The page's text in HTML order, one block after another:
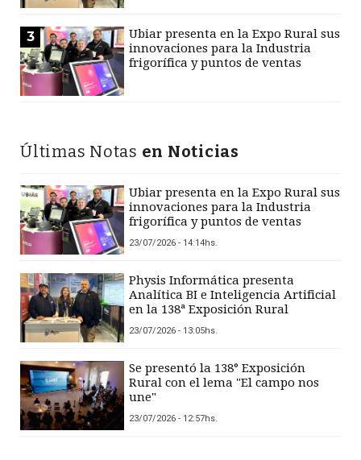
3
Ubiar presenta en la Expo Rural sus
innovaciones para la Industria
frigorífica y puntos de ventas
Últimas Notas en Noticias
Ubiar presenta en la Expo Rural sus
innovaciones para la Industria
frigorífica y puntos de ventas
23/07/2026 - 14:14hs.
Physis Informática presenta
Analítica BI e Inteligencia Artificial
en la 138ª Exposición Rural
23/07/2026 - 13:05hs.
Se presentó la 138° Exposición
Rural con el lema "El campo nos
une"
23/07/2026 - 12:57hs.